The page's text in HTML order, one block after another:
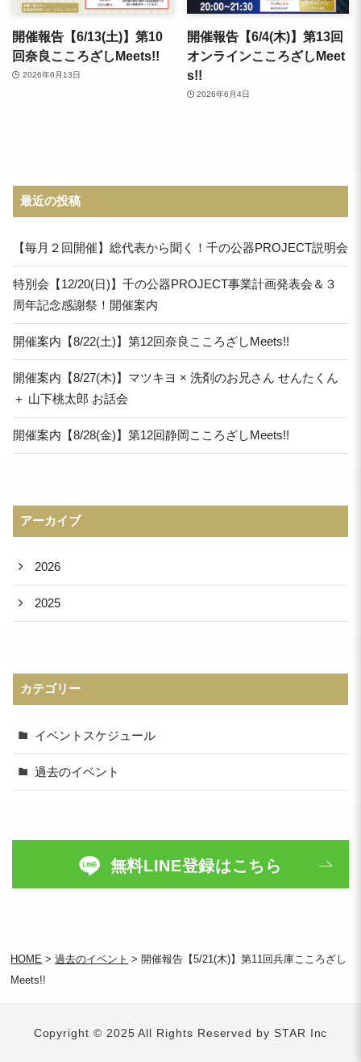
開催報告【6/13(土)】第10
回奈良こころざしMeets!!
2026年6月13日
開催報告【6/4(木)】第13回
オンラインこころざしMeet
s!!
2026年6月4日
最近の投稿
【毎月２回開催】総代表から聞く！千の公器PROJECT説明会
特別会【12/20(日)】千の公器PROJECT事業計画発表会＆３
周年記念感謝祭！開催案内
開催案内【8/22(土)】第12回奈良こころざしMeets!!
開催案内【8/27(木)】マツキヨ × 洗剤のお兄さん せんたくん
＋ 山下桃太郎 お話会
開催案内【8/28(金)】第12回静岡こころざしMeets!!
アーカイブ
2026
2025
カテゴリー
イベントスケジュール
過去のイベント
無料LINE登録はこちら
HOME >過去のイベント > 開催報告【5/21(木)】第11回兵庫こころざし
Meets!!
Copyright © 2025 All Rights Reserved by STAR Inc